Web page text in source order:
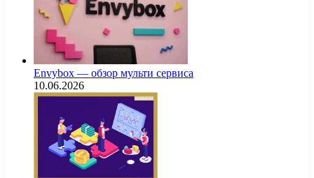
Envybox — обзор мульти сервиса
10.06.2026